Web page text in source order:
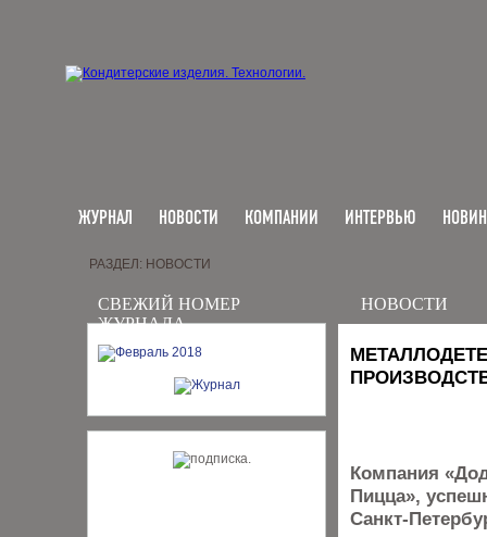
ЖУРНАЛ НОВОСТИ КОМПАНИИ ИНТЕРВЬЮ
СВЕЖИЙ НОМЕР
ЖУРНАЛА
РАЗДЕЛ: НОВОСТИ
НОВОСТИ
Компания
Пицца»,
Санкт-